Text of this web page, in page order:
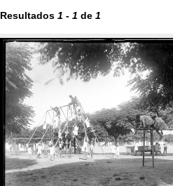
Resultados 1 - 1 de 1